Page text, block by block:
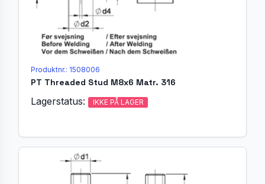
Produktnr.: 1508006
PT Threaded Stud M8x6 Matr. 316
Lagerstatus: IKKE PÅ LAGER